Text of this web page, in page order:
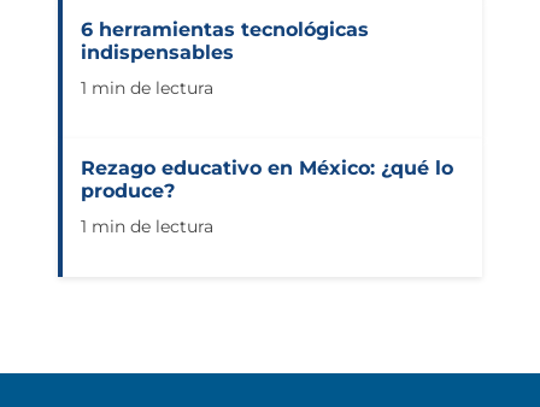
6 herramientas tecnológicas
indispensables
1 min de lectura
Rezago educativo en México: ¿qué lo
produce?
1 min de lectura